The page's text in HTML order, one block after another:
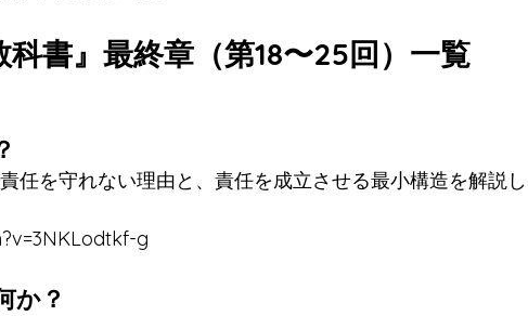
書』最終章（第18〜25回）一覧
任を守れない理由と、責任を成立させる最小構造を解説し
g
か？